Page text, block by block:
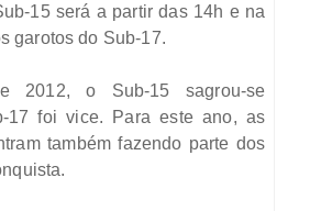
15 será a partir das 14h e na
garotos do Sub-17.
2012, o Sub-15 sagrou-se
17 foi vice. Para este ano, as
também fazendo parte dos